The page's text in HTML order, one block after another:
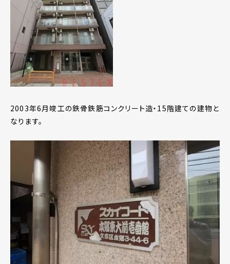
2003年6月竣工の鉄骨鉄筋コンクリート造・15階建ての建物と
なります。